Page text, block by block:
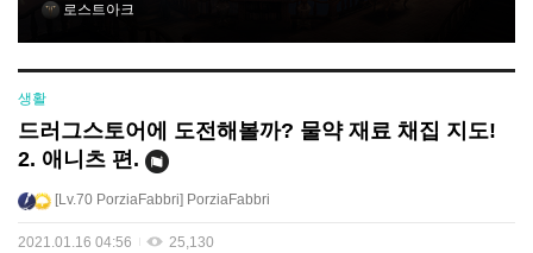
로스트아크
생활
드러그스토어에 도전해볼까? 물약 재료 채집 지도!
2. 애니츠 편.
Lv.70 PorziaFabbri PorziaFabbri
2021.01.16 04:56 25,130